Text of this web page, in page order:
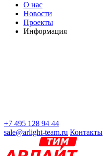
О нас
Новости
Проекты
Информация
+7 495 128 94 44
sale@arlight-team.ru Контакты